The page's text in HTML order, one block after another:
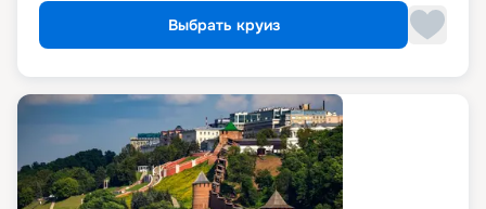
Выбрать круиз